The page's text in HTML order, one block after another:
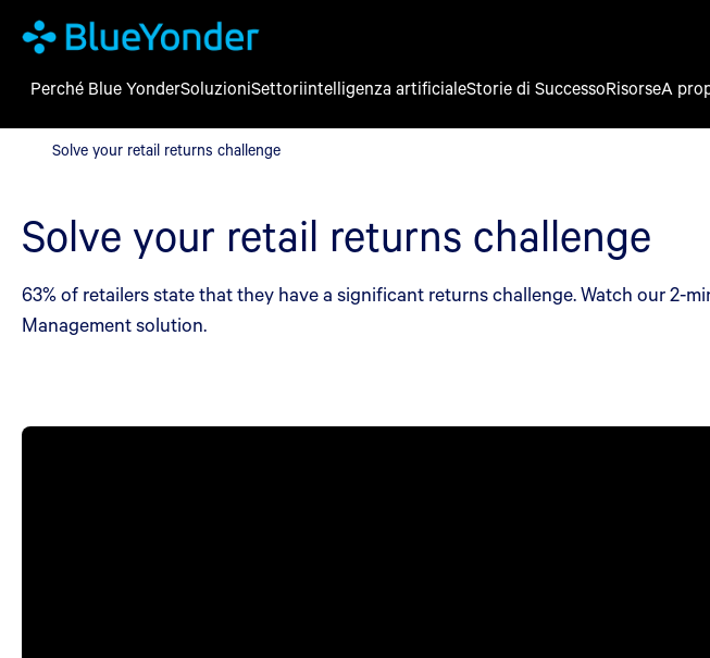
Solve your retail returns challenge
Perché Blue YonderSoluzioniSettoriintelligenza artificialeStorie di SuccessoRisorseA
Solve your retail returns challenge
Solve your retail returns challenge
63% of retailers state that they have a significant returns challenge. Watch our
Management solution.